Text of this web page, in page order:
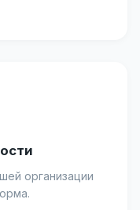
организации